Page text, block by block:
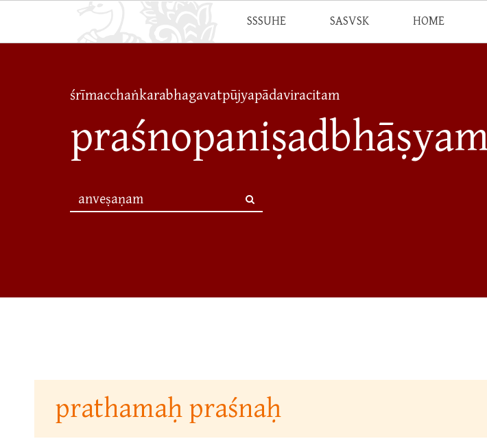
SSSUHE SASVSK HOME
śrīmacchaṅkarabhagavatpūjyapādaviracitam
prathamaḥ praśnaḥ